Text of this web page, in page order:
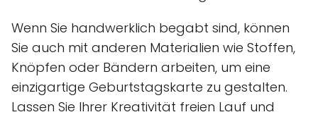
Wenn Sie handwerklich begabt sind, können
Sie auch mit anderen Materialien wie Stoffen,
Knöpfen oder Bändern arbeiten, um eine
einzigartige Geburtstagskarte zu gestalten.
Lassen Sie Ihrer Kreativität freien Lauf und